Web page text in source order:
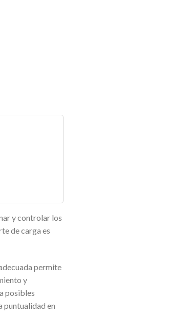
y controlar los
de carga es
permite
y
posibles
puntualidad en